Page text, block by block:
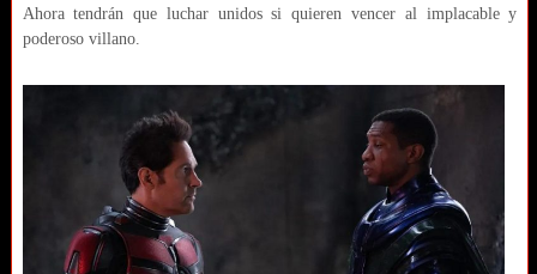
Ahora tendrán que luchar unidos si quieren vencer al implacable y
poderoso villano.